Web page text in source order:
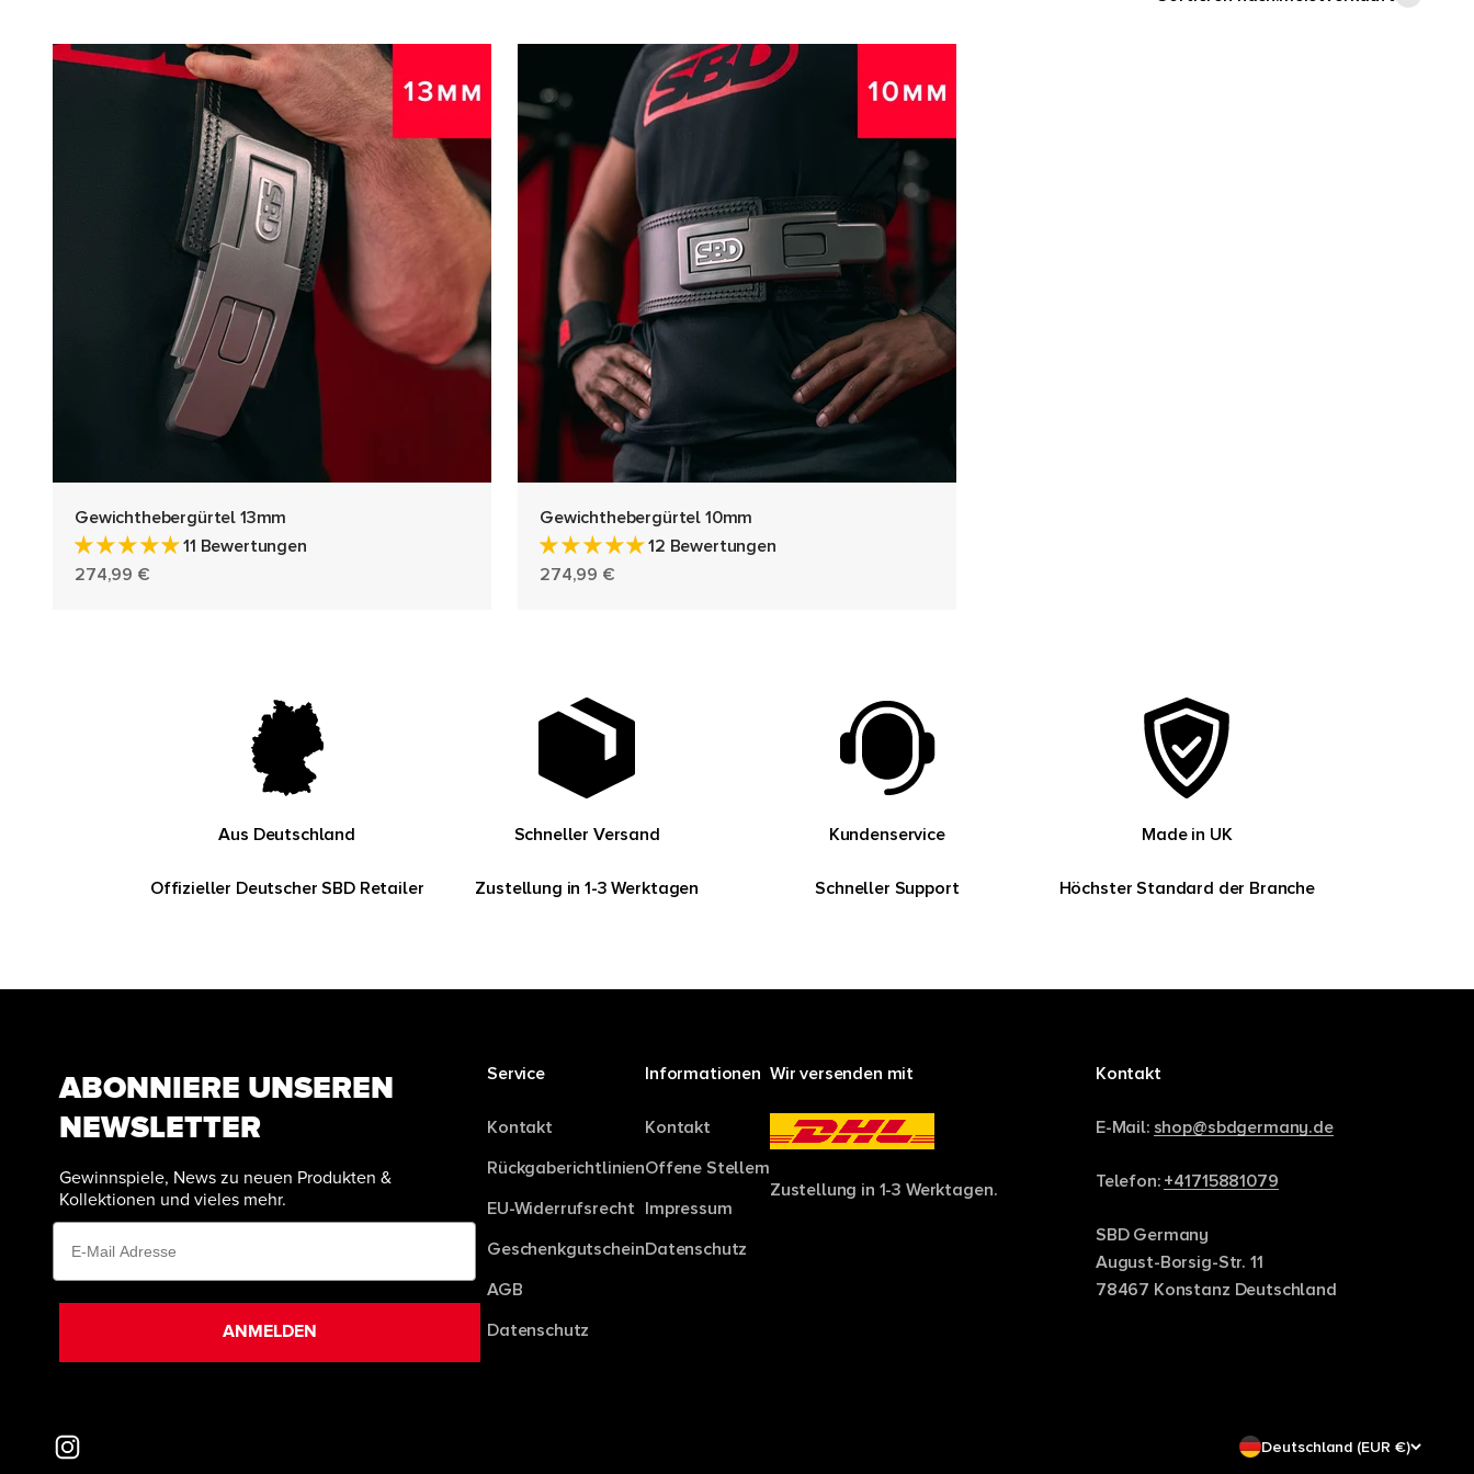
Gewichthebergürtel 13mm
11 Bewertungen
Angebot
274,99 €
Gewichthebergürtel 10mm
12 Bewertungen
Angebot
274,99 €
Aus Deutschland
Offizieller Deutscher SBD Retailer
Schneller Versand
Zustellung in 1-3 Werktagen
Kundenservice
Schneller Support
Made in UK
Höchster Standard der Branche
ABONNIERE UNSEREN
NEWSLETTER
Gewinnspiele, News zu neuen Produkten &
Kollektionen und vieles mehr.
Email
ANMELDEN
Service
Kontakt
Rückgaberichtlinien
EU-Widerrufsrecht
Geschenkgutschein
AGB
Datenschutz
Informationen
Kontakt
Offene Stellem
Impressum
Datenschutz
Wir versenden mit
Zustellung in 1-3 Werktagen.
Kontakt
E-Mail: shop@sbdgermany.de
Telefon: +41715881079
SBD Germany
August-Borsig-Str. 11
78467 Konstanz Deutschland
Deutschland (EUR €)